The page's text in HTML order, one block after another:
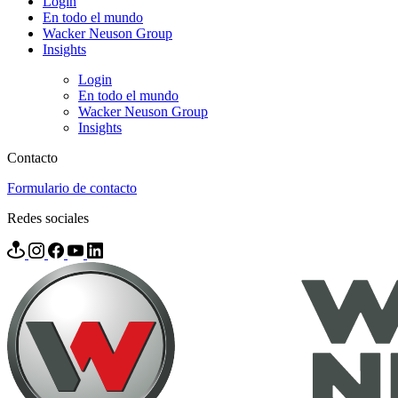
En todo el mundo
Wacker Neuson Group
Insights
Login
En todo el mundo
Wacker Neuson Group
Insights
Contacto
Formulario de contacto
Redes sociales